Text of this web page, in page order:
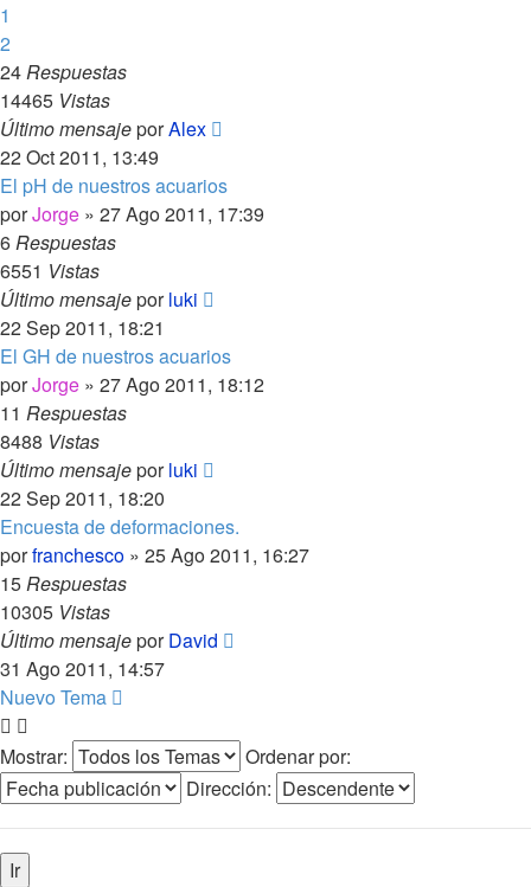
1
2
24Respuestas
14465 Vistas
Último mensajeporAlex
22 Oct 2011, 13:49
El pH de nuestros acuarios
porJorge » 27 Ago 2011, 17:39
6Respuestas
6551 Vistas
Último mensajeporluki
22 Sep 2011, 18:21
El GH de nuestros acuarios
porJorge » 27 Ago 2011, 18:12
11 Respuestas
8488 Vistas
Último mensajeporluki
22 Sep 2011, 18:20
Encuesta de deformaciones.
porfranchesco » 25 Ago 2011, 16:27
15Respuestas
10305 Vistas
Último mensajeporDavid
31 Ago 2011, 14:57
Nuevo Tema
Mostrar:
Ordenar por:
Dirección: